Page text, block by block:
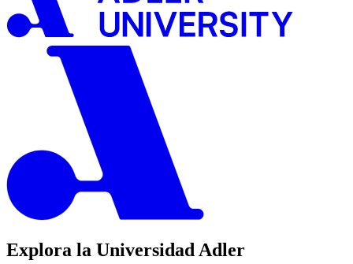
Explora la Universidad Adler